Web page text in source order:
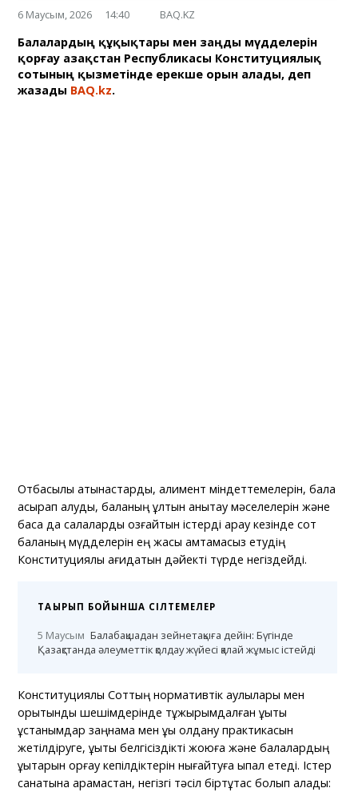
6 Маусым, 2026 14:40 BAQ.KZ
Балалардың құқықтары мен заңды мүдделерін
қорғау Қазақстан Республикасы Конституциялық
сотының қызметінде ерекше орын алады, деп
жазады BAQ.kz.
Отбасылық қатынастарды, алимент міндеттемелерін, бала
асырап алуды, баланың ұлтын анықтау мәселелерін және
басқа да салаларды қозғайтын істерді қарау кезінде сот
баланың мүдделерін ең жақсы қамтамасыз етудің
Конституциялық қағидатын дәйекті түрде негіздейді.
ТАҚЫРЫП БОЙЫНША СІЛТЕМЕЛЕР
5 Маусым Балабақшадан зейнетақыға дейін: Бүгінде
Қазақстанда әлеуметтік қолдау жүйесі қалай жұмыс істейді
Конституциялық Соттың нормативтік қаулылары мен
қорытынды шешімдерінде тұжырымдалған құқықтық
ұстанымдар заңнама мен құқық қолдану практикасын
жетілдіруге, құқықтық белгісіздікті жоюға және балалардың
құқықтарын қорғау кепілдіктерін нығайтуға ықпал етеді. Істер
санатына қарамастан, негізгі тәсіл біртұтас болып қалады: